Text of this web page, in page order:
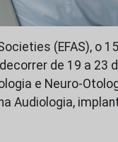
(EFAS), o
de 19 a 23
e Neuro-
Audiologia,